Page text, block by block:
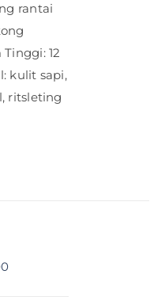
rantai
12
kulit sapi,
ritsleting